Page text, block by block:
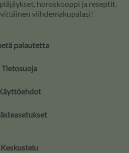
horoskooppi ja reseptit.
viihdemakupalasi!
palautetta
Tietosuoja
Keskustelu